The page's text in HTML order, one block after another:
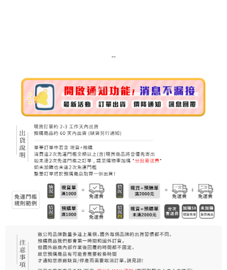
全家取貨付款
每筆NT$80，滿NT$999(含以上)免運費
每筆NT$80，滿NT$999(含以上)免運費
7-11取貨付款
每筆NT$80，滿NT$999(含以上)免運費
7-11純取貨 (先付款
每筆NT$80，滿NT$999(含以上)免運費
每筆NT$100，滿NT$999(含以上)免運費
離島宅配（澎湖、金門、馬祖、小琉球）
每筆NT$250，滿NT$3,000(含以上)免運費
--